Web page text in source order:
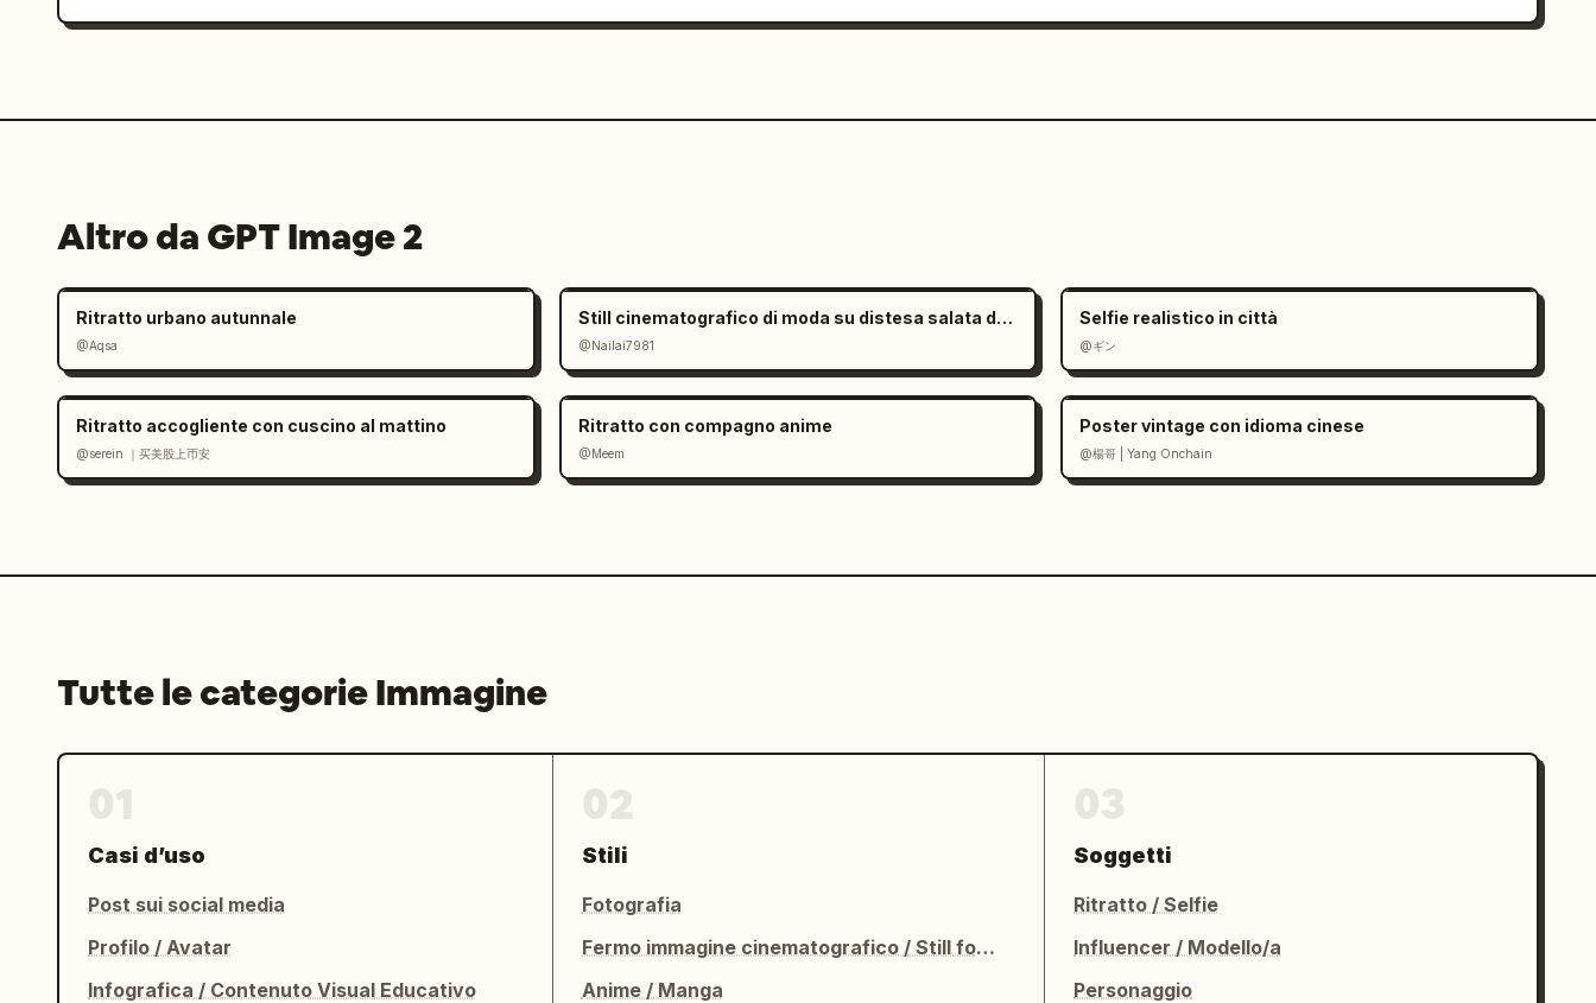
Altro da GPT Image 2
Ritratto urbano autunnale
@Aqsa
Still cinematografico di moda su distesa salata dall'atmosfera malinconica
@Nailai7981
Selfie realistico in città
@ギン
Ritratto accogliente con cuscino al mattino
@serein ｜买美股上币安
Ritratto con compagno anime
@Meem
Poster vintage con idioma cinese
@楊哥 | Yang Onchain
Tutte le categorie Immagine
Casi d’uso
Post sui social media
Profilo / Avatar
Infografica / Contenuto Visual Educativo
Stili
Fotografia
Fermo immagine cinematografico / Still fotografico
Anime / Manga
Soggetti
Ritratto / Selfie
Influencer / Modello/a
Personaggio